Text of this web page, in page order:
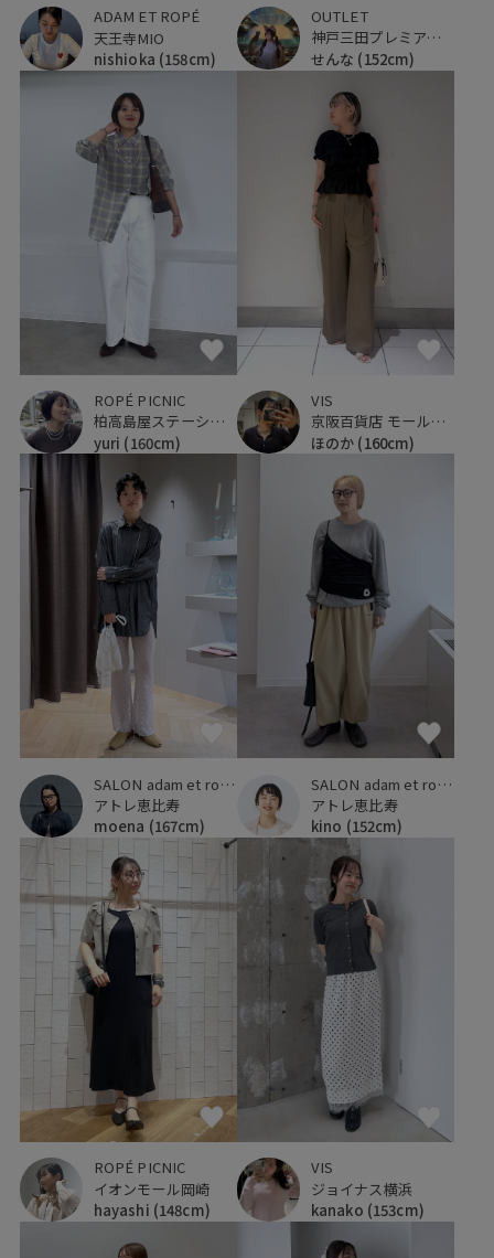
ADAM ET ROPÉ
天王寺MIO
nishioka (158cm)
OUTLET
神戸三田プレミアム・アウトレット
せんな (152cm)
ROPÉ PICNIC
柏高島屋ステーションモール
yuri (160cm)
VIS
京阪百貨店 モール京橋店
ほのか (160cm)
SALON adam et ropé
アトレ恵比寿
moena (167cm)
SALON adam et ropé
アトレ恵比寿
kino (152cm)
ROPÉ PICNIC
イオンモール岡崎
hayashi (148cm)
VIS
ジョイナス横浜
kanako (153cm)